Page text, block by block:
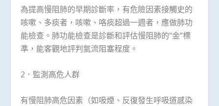
為提高慢阻肺的早期診斷率，有危險因素接觸史的
咳嗽、多痰者，咳嗽、咯痰超過一週者，應做肺功
能檢查。肺功能檢查是診斷和評估慢阻肺的“金”標
準，能客觀地評判氣流阻塞程度。
2．監測高危人群
有慢阻肺高危因素（如吸煙、反復發生呼吸道感染